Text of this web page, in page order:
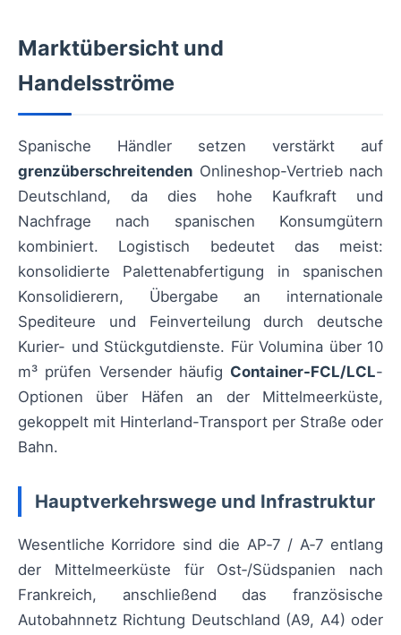
Marktübersicht und
Handelsströme
Spanische Händler setzen verstärkt auf
grenzüberschreitenden Onlineshop-Vertrieb nach
Deutschland, da dies hohe Kaufkraft und
Nachfrage nach spanischen Konsumgütern
kombiniert. Logistisch bedeutet das meist:
konsolidierte Palettenabfertigung in spanischen
Konsolidierern, Übergabe an internationale
Spediteure und Feinverteilung durch deutsche
Kurier- und Stückgutdienste. Für Volumina über 10
m³ prüfen Versender häufig Container-FCL/LCL-
Optionen über Häfen an der Mittelmeerküste,
gekoppelt mit Hinterland-Transport per Straße oder
Bahn.
Hauptverkehrswege und Infrastruktur
Wesentliche Korridore sind die AP‑7 / A‑7 entlang
der Mittelmeerküste für Ost‑/Südspanien nach
Frankreich, anschließend das französische
Autobahnnetz Richtung Deutschland (A9, A4) oder